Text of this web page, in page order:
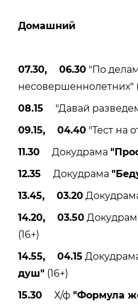
Домашний
07.30, 06.30 "По делам
несовершеннолетних"
08.15 "Давай
09.15, 04.40 "Тест на
11.30 Докудрама
12.35 Докудрама
13.45, 03.20
14.20, 03.50
(16+)
14.55, 04.15
душ" (16+)
15.30 Х/ф "Формула